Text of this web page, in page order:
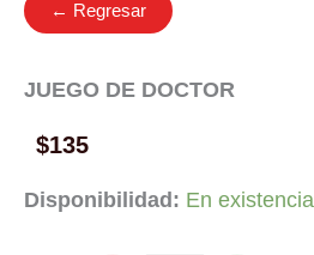
← Regresar
JUEGO DE DOCTOR
$135
Disponibilidad: En existencia